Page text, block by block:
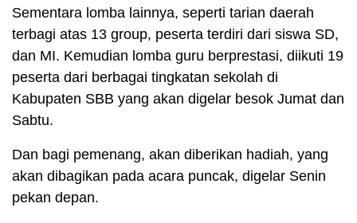
Sementara lomba lainnya, seperti tarian daerah
terbagi atas 13 group, peserta terdiri dari siswa SD,
dan MI. Kemudian lomba guru berprestasi, diikuti 19
peserta dari berbagai tingkatan sekolah di
Kabupaten SBB yang akan digelar besok Jumat dan
Sabtu.
Dan bagi pemenang, akan diberikan hadiah, yang
akan dibagikan pada acara puncak, digelar Senin
pekan depan.